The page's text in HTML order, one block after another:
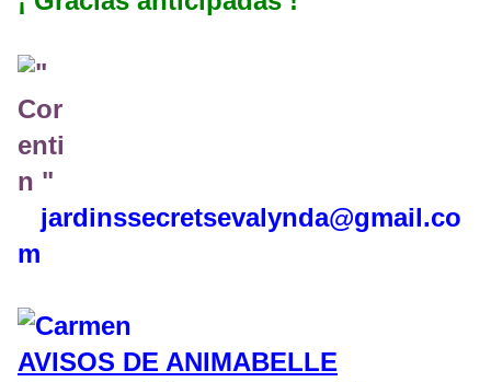
jardinssecretsevalynda@gmail.co
m
AVISOS DE ANIMABELLE